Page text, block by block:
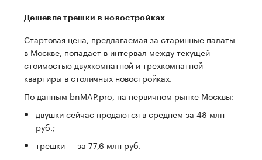
Дешевле трешки в новостройках
Стартовая цена, предлагаемая за старинные палаты
в Москве, попадает в интервал между текущей
стоимостью двухкомнатной и трехкомнатной
квартиры в столичных новостройках.
Поданным bnMAP.pro, на первичном рынке Москвы:
двушки сейчас продаются в среднем за 48 млн
руб.;
трешки — за 77,6 млн руб.